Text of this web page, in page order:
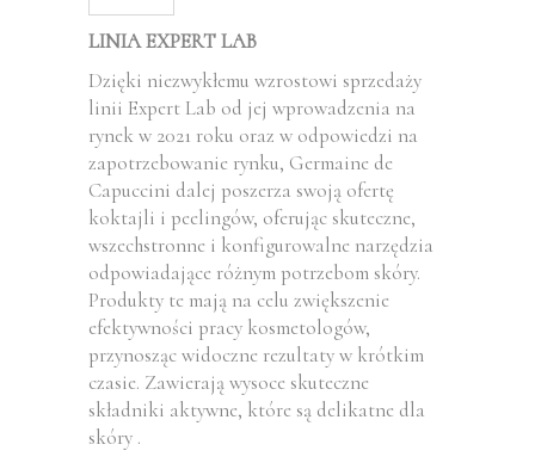
LINIA EXPERT LAB
Dzięki niezwykłemu wzrostowi sprzedaży
linii Expert Lab od jej wprowadzenia na
rynek w 2021 roku oraz w odpowiedzi na
zapotrzebowanie rynku, Germaine de
Capuccini dalej poszerza swoją ofertę
koktajli i peelingów, oferując skuteczne,
wszechstronne i konfigurowalne narzędzia
odpowiadające różnym potrzebom skóry.
Produkty te mają na celu zwiększenie
efektywności pracy kosmetologów,
przynosząc widoczne rezultaty w krótkim
czasie. Zawierają wysoce skuteczne
składniki aktywne, które są delikatne dla
skóry .